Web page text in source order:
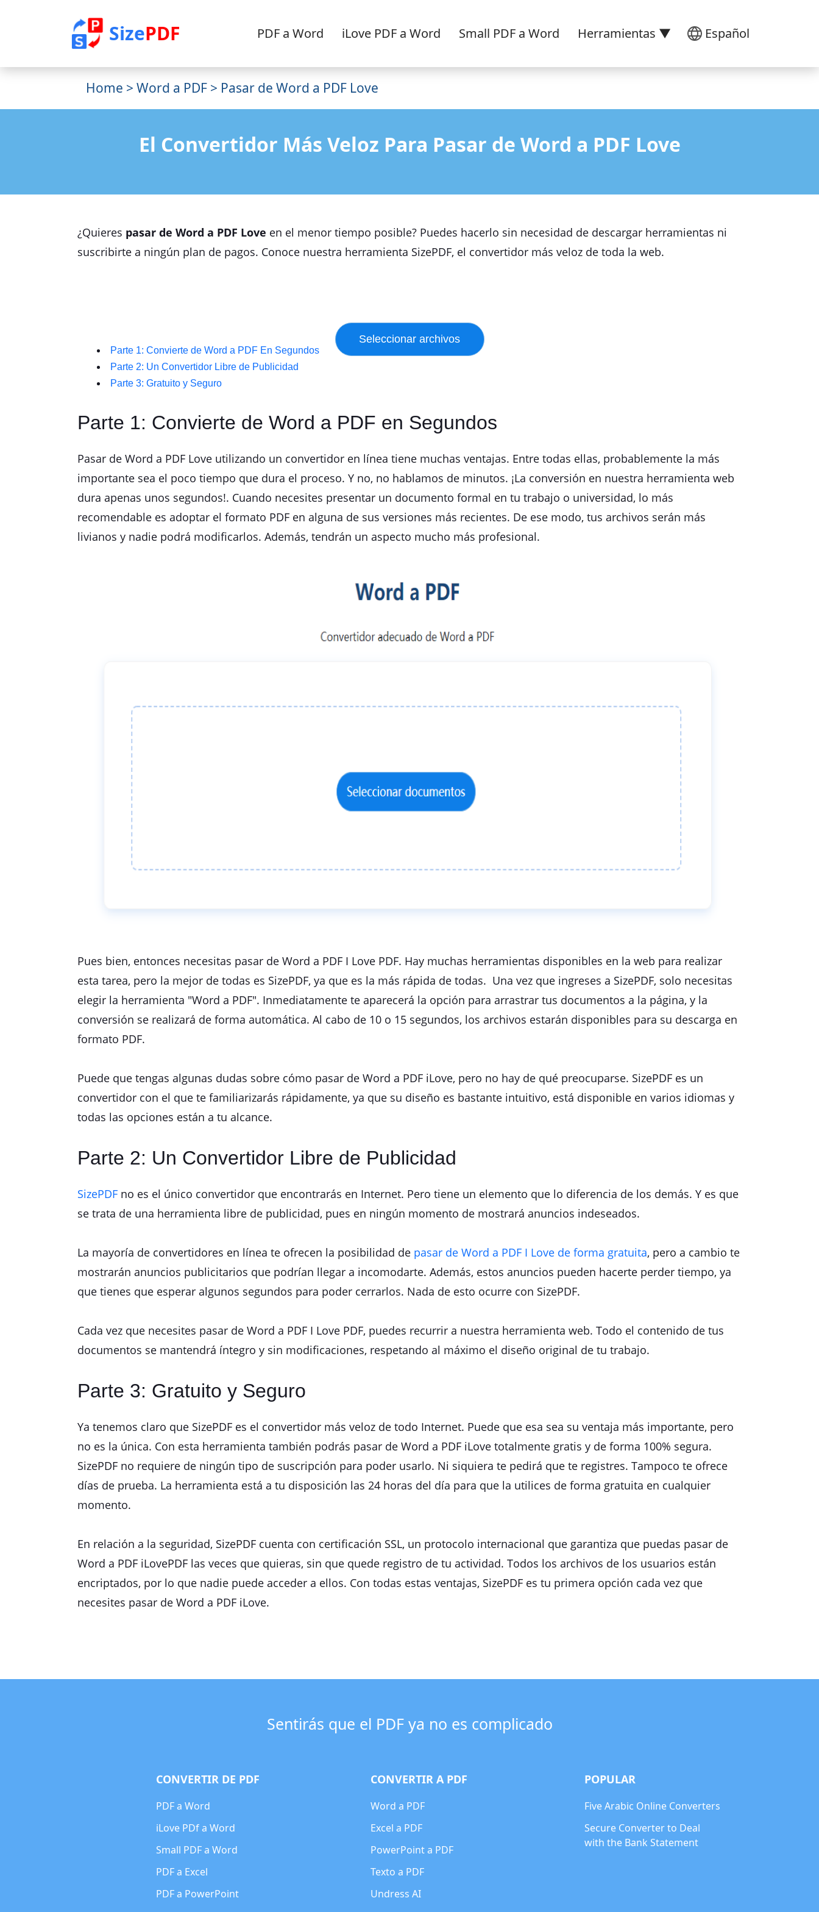
SizePDF Español
PDF a Word iLove PDF a Word Small PDF a Word Herramientas ▼
Home > Word a PDF > Pasar de Word a PDF Love
El Convertidor Más Veloz Para Pasar de Word a PDF Love
¿Quieres pasar de Word a PDF Love en el menor tiempo posible? Puedes hacerlo sin necesidad de descargar herramientas ni
suscribirte a ningún plan de pagos. Conoce nuestra herramienta SizePDF, el convertidor más veloz de toda la web.
Parte 1: Convierte de Word a PDF En Segundos
Parte 2: Un Convertidor Libre de Publicidad
Parte 3: Gratuito y Seguro
Parte 1: Convierte de Word a PDF en Segundos
Pasar de Word a PDF Love utilizando un convertidor en línea tiene muchas ventajas. Entre todas ellas, probablemente la más
importante sea el poco tiempo que dura el proceso. Y no, no hablamos de minutos. ¡La conversión en nuestra herramienta web
dura apenas unos segundos!. Cuando necesites presentar un documento formal en tu trabajo o universidad, lo más
recomendable es adoptar el formato PDF en alguna de sus versiones más recientes. De ese modo, tus archivos serán más
livianos y nadie podrá modificarlos. Además, tendrán un aspecto mucho más profesional.
Pues bien, entonces necesitas pasar de Word a PDF I Love PDF. Hay muchas herramientas disponibles en la web para realizar
esta tarea, pero la mejor de todas es SizePDF, ya que es la más rápida de todas. Una vez que ingreses a SizePDF, solo necesitas
elegir la herramienta "Word a PDF". Inmediatamente te aparecerá la opción para arrastrar tus documentos a la página, y la
conversión se realizará de forma automática. Al cabo de 10 o 15 segundos, los archivos estarán disponibles para su descarga en
formato PDF.
Puede que tengas algunas dudas sobre cómo pasar de Word a PDF iLove, pero no hay de qué preocuparse. SizePDF es un
convertidor con el que te familiarizarás rápidamente, ya que su diseño es bastante intuitivo, está disponible en varios idiomas y
todas las opciones están a tu alcance.
Parte 2: Un Convertidor Libre de Publicidad
SizePDF no es el único convertidor que encontrarás en Internet. Pero tiene un elemento que lo diferencia de los demás. Y es que
se trata de una herramienta libre de publicidad, pues en ningún momento de mostrará anuncios indeseados.
La mayoría de convertidores en línea te ofrecen la posibilidad de pasar de Word a PDF I Love de forma gratuita, pero a cambio te
mostrarán anuncios publicitarios que podrían llegar a incomodarte. Además, estos anuncios pueden hacerte perder tiempo, ya
que tienes que esperar algunos segundos para poder cerrarlos. Nada de esto ocurre con SizePDF.
Cada vez que necesites pasar de Word a PDF I Love PDF, puedes recurrir a nuestra herramienta web. Todo el contenido de tus
documentos se mantendrá íntegro y sin modificaciones, respetando al máximo el diseño original de tu trabajo.
Parte 3: Gratuito y Seguro
Ya tenemos claro que SizePDF es el convertidor más veloz de todo Internet. Puede que esa sea su ventaja más importante, pero
no es la única. Con esta herramienta también podrás pasar de Word a PDF iLove totalmente gratis y de forma 100% segura.
SizePDF no requiere de ningún tipo de suscripción para poder usarlo. Ni siquiera te pedirá que te registres. Tampoco te ofrece
días de prueba. La herramienta está a tu disposición las 24 horas del día para que la utilices de forma gratuita en cualquier
momento.
En relación a la seguridad, SizePDF cuenta con certificación SSL, un protocolo internacional que garantiza que puedas pasar de
Word a PDF iLovePDF las veces que quieras, sin que quede registro de tu actividad. Todos los archivos de los usuarios están
encriptados, por lo que nadie puede acceder a ellos. Con todas estas ventajas, SizePDF es tu primera opción cada vez que
necesites pasar de Word a PDF iLove.
Sentirás que el PDF ya no es complicado
CONVERTIR DE PDF
PDF a Word
iLove PDf a Word
Small PDF a Word
PDF a Excel
PDF a PowerPoint
CONVERTIR A PDF
Word a PDF
Excel a PDF
PowerPoint a PDF
Texto a PDF
Undress AI
POPULAR
Five Arabic Online Converters
Secure Converter to Deal
with the Bank Statement